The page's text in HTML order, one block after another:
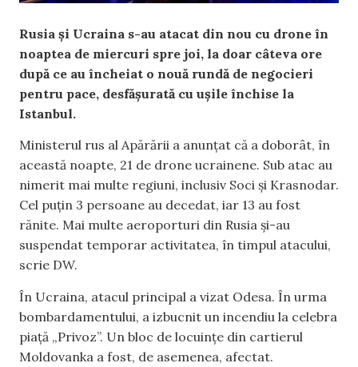
Rusia și Ucraina s-au atacat din nou cu drone în
noaptea de miercuri spre joi, la doar câteva ore
după ce au încheiat o nouă rundă de negocieri
pentru pace, desfășurată cu ușile închise la
Istanbul.
Ministerul rus al Apărării a anunțat că a doborât, în
această noapte, 21 de drone ucrainene. Sub atac au
nimerit mai multe regiuni, inclusiv Soci și Krasnodar.
Cel puțin 3 persoane au decedat, iar 13 au fost
rănite. Mai multe aeroporturi din Rusia și-au
suspendat temporar activitatea, în timpul atacului,
scrie DW.
În Ucraina, atacul principal a vizat Odesa. În urma
bombardamentului, a izbucnit un incendiu la celebra
piață „Privoz”. Un bloc de locuințe din cartierul
Moldovanka a fost, de asemenea, afectat.